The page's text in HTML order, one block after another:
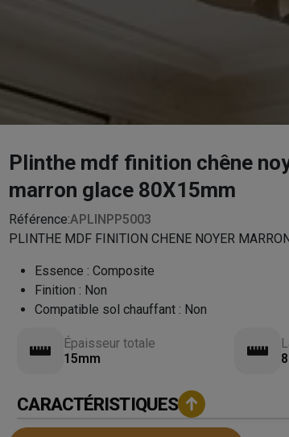
Plinthe mdf finition chêne
marron glace 80X15mm
Référence:APLINPP5003
PLINTHE MDF FINITION CHENE NOYER
Essence :Composite
Finition : Non
Compatible sol chauffant : Non
Épaisseur totale
15mm
CARACTÉRISTIQUES